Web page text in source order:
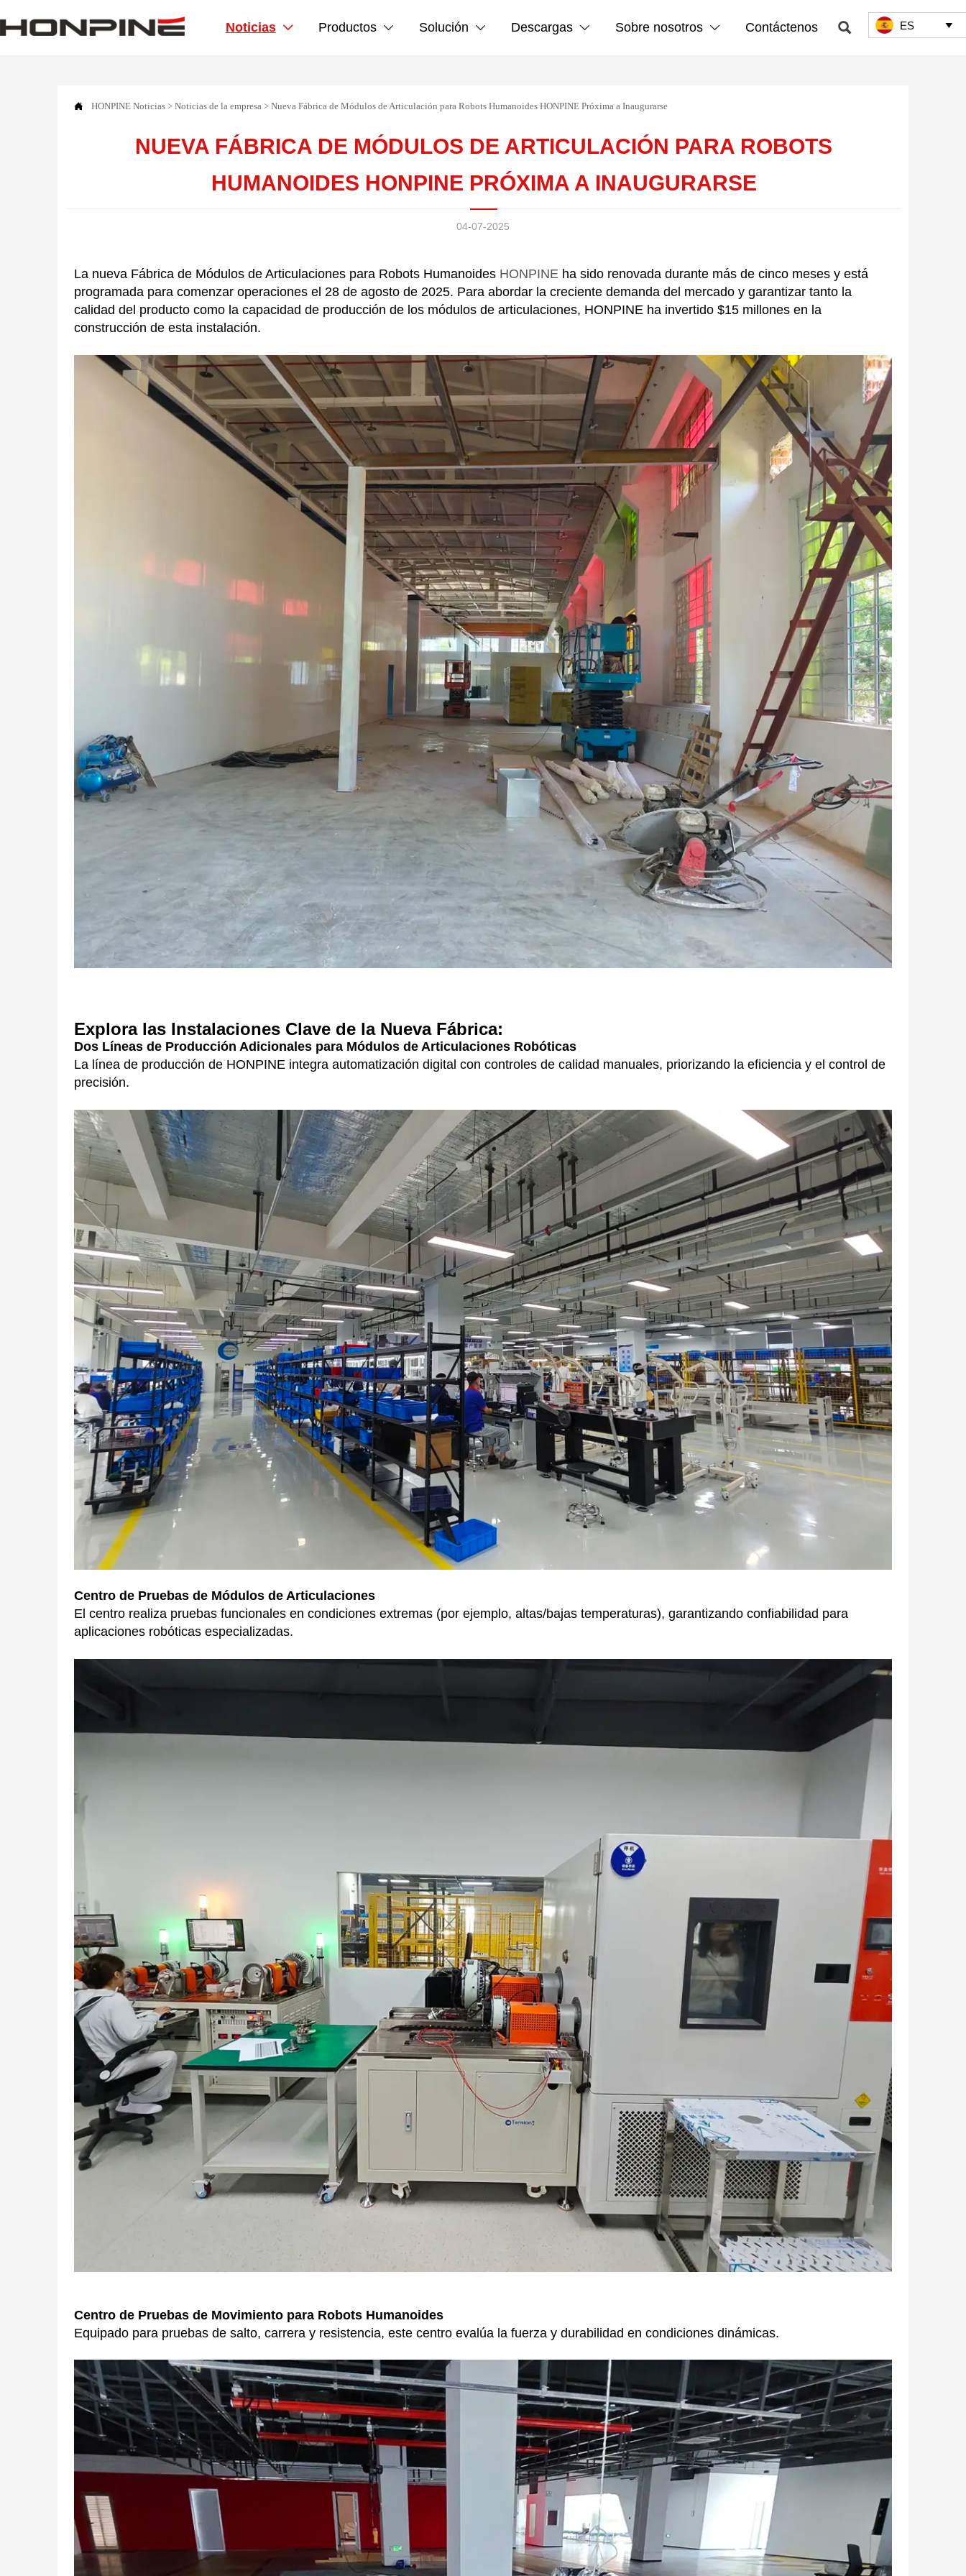
Noticias  Productos  Solución  Descargas  Sobre nosotros  Contáctenos  ES 
 HONPINE Noticias> Noticias de la empresa> Nueva Fábrica de Módulos de Articulación para Robots Humanoides HONPINE Próxima a Inaugurarse
NUEVA FÁBRICA DE MÓDULOS DE ARTICULACIÓN PARA ROBOTS
HUMANOIDES HONPINE PRÓXIMA A INAUGURARSE
04-07-2025
La nueva Fábrica de Módulos de Articulaciones para Robots Humanoides HONPINE ha sido renovada durante más de cinco meses y está
programada para comenzar operaciones el 28 de agosto de 2025. Para abordar la creciente demanda del mercado y garantizar tanto la
calidad del producto como la capacidad de producción de los módulos de articulaciones, HONPINE ha invertido $15 millones en la
construcción de esta instalación.
Explora las Instalaciones Clave de la Nueva Fábrica:
Dos Líneas de Producción Adicionales para Módulos de Articulaciones Robóticas
La línea de producción de HONPINE integra automatización digital con controles de calidad manuales, priorizando la eficiencia y el control de
precisión.
Centro de Pruebas de Módulos de Articulaciones
El centro realiza pruebas funcionales en condiciones extremas (por ejemplo, altas/bajas temperaturas), garantizando confiabilidad para
aplicaciones robóticas especializadas.
Centro de Pruebas de Movimiento para Robots Humanoides
Equipado para pruebas de salto, carrera y resistencia, este centro evalúa la fuerza y durabilidad en condiciones dinámicas.